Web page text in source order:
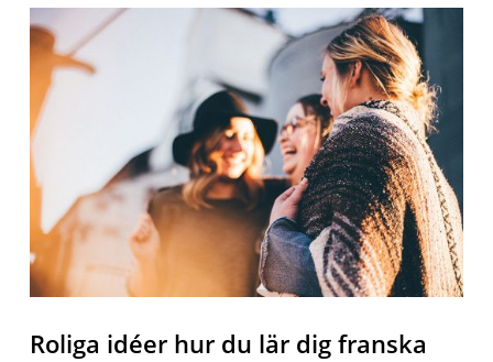
Roliga idéer hur du lär dig franska